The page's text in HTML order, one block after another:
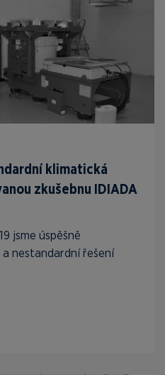
klimatická
zkušebnu IDIADA
jsme úspěšně
nestandardní řešení